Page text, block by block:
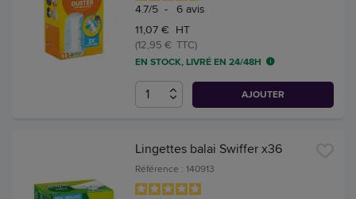
4.7/5 - 6 avis
11,07 € HT
(12,95 € TTC)
EN STOCK, LIVRÉ EN 24/48H
AJOUTER
Lingettes balai Swiffer x36
Référence : 140913